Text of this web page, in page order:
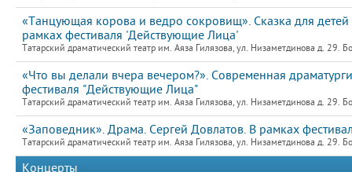
«Танцующая корова и ведро сокровищ». Сказка для
рамках фестиваля 'Действующие Лица'
Татарский драматический театр им. Аяза Гилязова, ул. Низаметдинова д. 29.
«Что вы делали вчера вечером?». Современная
фестиваля "Действующие Лица"
Татарский драматический театр им. Аяза Гилязова, ул. Низаметдинова д. 29.
«Заповедник». Драма. Сергей Довлатов. В рамках
Татарский драматический театр им. Аяза Гилязова, ул. Низаметдинова д. 29.
Концерты